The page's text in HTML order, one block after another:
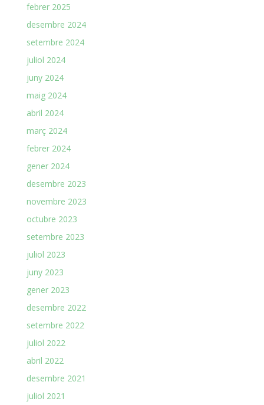
febrer 2025
desembre 2024
setembre 2024
juliol 2024
juny 2024
maig 2024
abril 2024
març 2024
febrer 2024
gener 2024
desembre 2023
novembre 2023
octubre 2023
setembre 2023
juliol 2023
juny 2023
gener 2023
desembre 2022
setembre 2022
juliol 2022
abril 2022
desembre 2021
juliol 2021